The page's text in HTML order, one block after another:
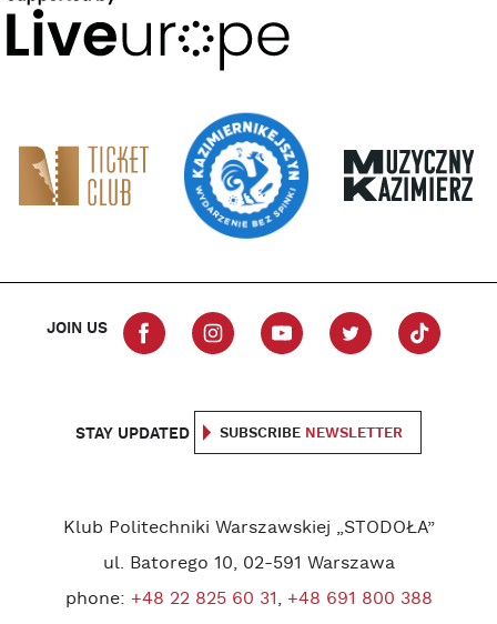
JOIN US
STAY UPDATED SUBSCRIBE NEWSLETTER
Klub Politechniki Warszawskiej „STODOŁA”
ul. Batorego 10, 02-591 Warszawa
phone: +48 22 825 60 31, +48 691 800 388